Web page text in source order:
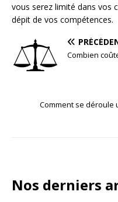
vous serez limité dans vos
dépit de vos compétences.
Combien
Comment se déroule
Nos derniers